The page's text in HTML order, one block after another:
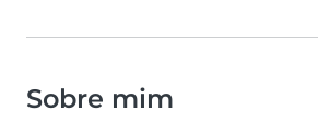
Sobre mim